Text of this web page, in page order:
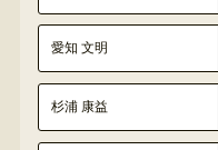
愛知 文明
杉浦 康益